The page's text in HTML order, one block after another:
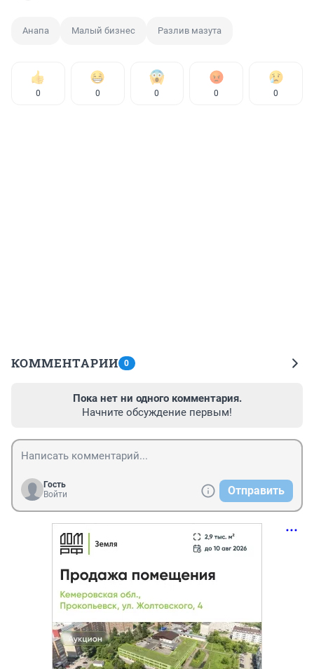
Анапа Малый бизнес Разлив мазута
0 0 0 0 0
КОММЕНТАРИИ 0
Пока нет ни одного комментария.
Начните обсуждение первым!
Гость
Войти
Отправить